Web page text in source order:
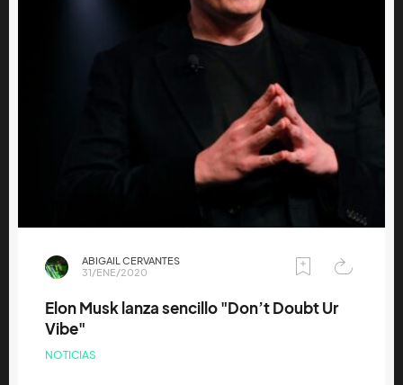
ABIGAIL CERVANTES
31/ENE/2020
Elon Musk lanza sencillo "Don’t Doubt Ur
Vibe"
NOTICIAS